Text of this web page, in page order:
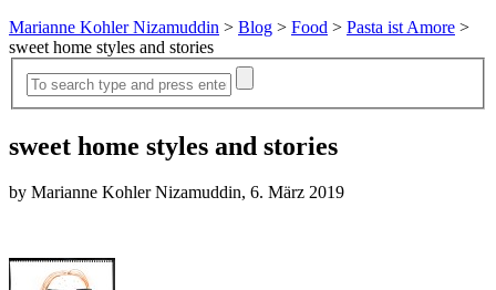
Marianne Kohler Nizamuddin > Blog > Food > Pasta ist Amore >
sweet home styles and stories
sweet home styles and stories
by Marianne Kohler Nizamuddin, 6. März 2019